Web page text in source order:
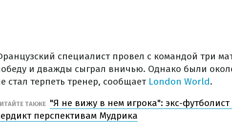
специалист провел с командой три
и дважды сыграл вничью. Однако были
стал терпеть тренер, сообщает London World.
ТАКЖЕ "Я не вижу в нем игрока": экс-
перспективам Мудрика